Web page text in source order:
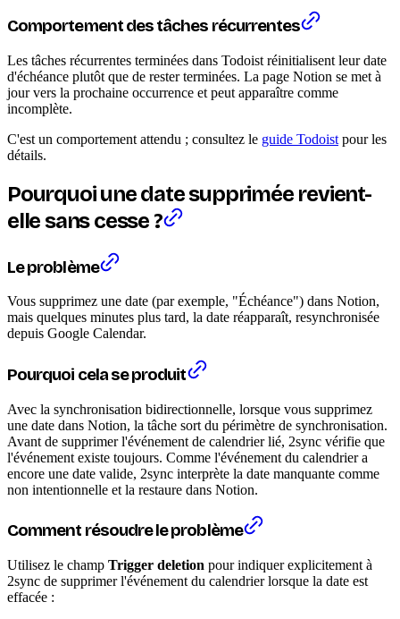
Comportement des tâches récurrentes
Les tâches récurrentes terminées dans Todoist réinitialisent leur date
d'échéance plutôt que de rester terminées. La page Notion se met à
jour vers la prochaine occurrence et peut apparaître comme
incomplète.
C'est un comportement attendu ; consultez le guide Todoist pour les
détails.
Pourquoi une date supprimée revient-
elle sans cesse ?
Le problème
Vous supprimez une date (par exemple, "Échéance") dans Notion,
mais quelques minutes plus tard, la date réapparaît, resynchronisée
depuis Google Calendar.
Pourquoi cela se produit
Avec la synchronisation bidirectionnelle, lorsque vous supprimez
une date dans Notion, la tâche sort du périmètre de synchronisation.
Avant de supprimer l'événement de calendrier lié, 2sync vérifie que
l'événement existe toujours. Comme l'événement du calendrier a
encore une date valide, 2sync interprète la date manquante comme
non intentionnelle et la restaure dans Notion.
Comment résoudre le problème
Utilisez le champ Trigger deletion pour indiquer explicitement à
2sync de supprimer l'événement du calendrier lorsque la date est
effacée :